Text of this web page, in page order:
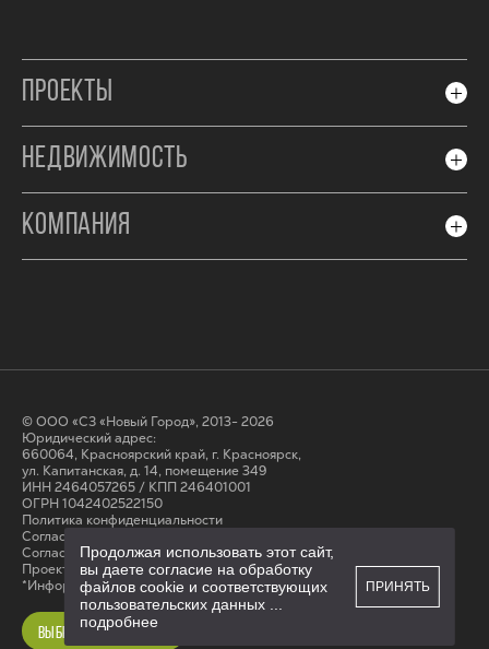
ВЫБРАТЬ КВАРТИРУ
ПРОЕКТЫ
НЕДВИЖИМОСТЬ
КОМПАНИЯ
© ООО «СЗ «Новый Город», 2013- 2026
Юридический адрес:
660064, Красноярский край, г. Красноярск,
ул. Капитанская, д. 14, помещение 349
ИНН 2464057265 / КПП 246401001
ОГРН 1042402522150
Политика конфиденциальности
Согласие на обработку персональных данных
Cогласие на получение рассылки
Проектные декларации на сайте наш.дом.рф
*Информация на сайте не является публичной офертой
Продолжая использовать этот сайт,
вы даете согласие на обработку
файлов cookie и соответствующих
пользовательских данных
подробнее
ПРИНЯТЬ